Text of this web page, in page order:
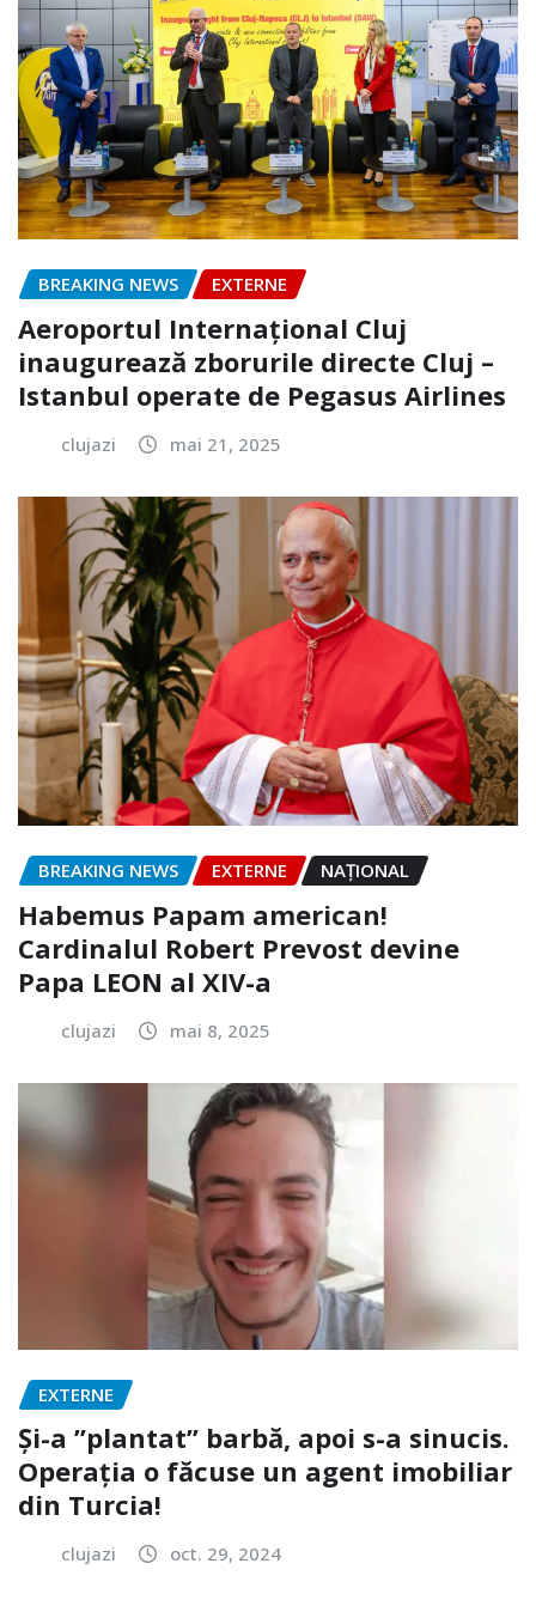
BREAKING NEWS EXTERNE
Aeroportul Internațional Cluj
inaugurează zborurile directe Cluj –
Istanbul operate de Pegasus Airlines
clujazi mai 21, 2025
BREAKING NEWS EXTERNE NAŢIONAL
Habemus Papam american!
Cardinalul Robert Prevost devine
Papa LEON al XIV-a
clujazi mai 8, 2025
EXTERNE
Și-a ”plantat” barbă, apoi s-a sinucis.
Operația o făcuse un agent imobiliar
din Turcia!
clujazi oct. 29, 2024